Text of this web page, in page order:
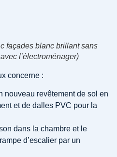
façades blanc brillant sans
l’électroménager)
concerne :
nouveau revêtement de sol en
et de dalles PVC pour la
dans la chambre et le
d’escalier par un